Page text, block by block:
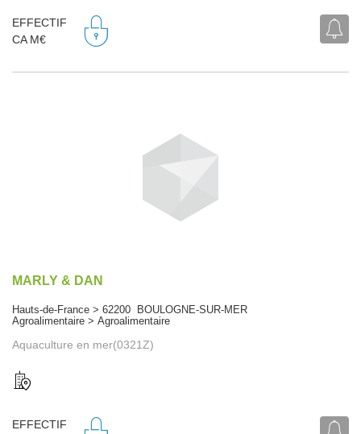
EFFECTIF
CA M€
MARLY & DAN
Hauts-de-France > 62200 BOULOGNE-SUR-MER
Agroalimentaire > Agroalimentaire
Aquaculture en mer(0321Z)
EFFECTIF